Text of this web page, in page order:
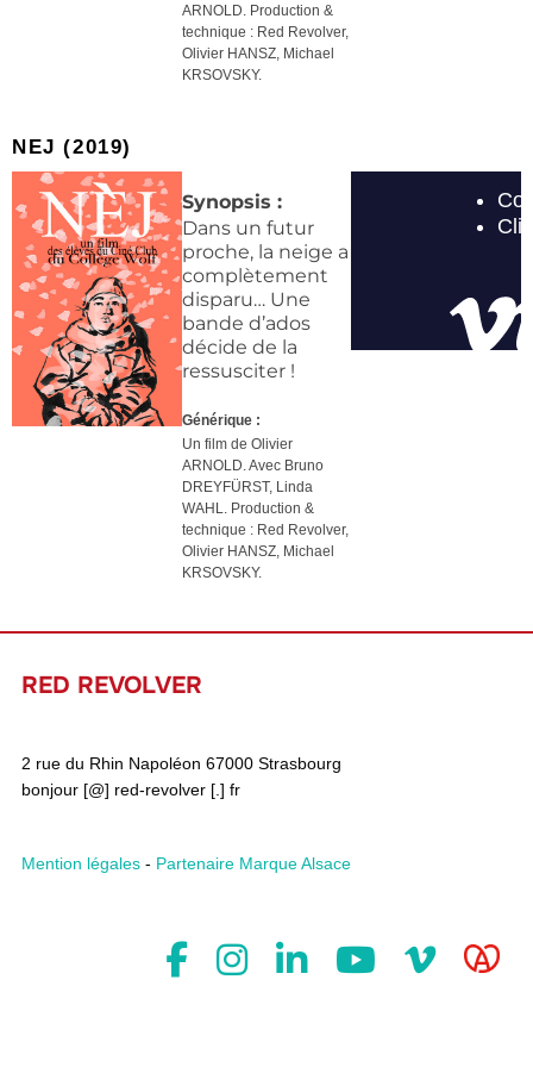
ARNOLD. Production &
technique : Red Revolver,
Olivier HANSZ, Michael
KRSOVSKY.
NEJ (2019)
Synopsis :
Dans un futur
proche, la neige a
complètement
disparu… Une
bande d’ados
décide de la
ressusciter !
Générique :
Un film de Olivier
ARNOLD. Avec Bruno
DREYFÜRST, Linda
WAHL. Production &
technique : Red Revolver,
Olivier HANSZ, Michael
KRSOVSKY.
RED REVOLVER
2 rue du Rhin Napoléon 67000 Strasbourg
bonjour [@] red-revolver [.] fr
Mention légales- Partenaire Marque Alsace